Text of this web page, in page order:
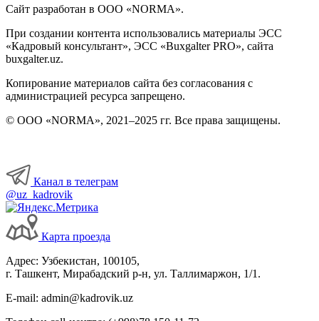
Сайт разработан в ООО «NORMA».
При создании контента использовались материалы ЭСС
«Кадровый консультант», ЭСС «Buxgalter PRO», сайта
buxgalter.uz.
Копирование материалов сайта без согласования с
администрацией ресурса запрещено.
© ООО «NORMA», 2021–2025 гг. Все права защищены.
Канал в телеграм
@uz_kadrovik
Карта проезда
Адрес: Узбекистан, 100105,
г. Ташкент, Мирабадский р-н, ул. Таллимаржон, 1/1.
E-mail: admin@kadrovik.uz